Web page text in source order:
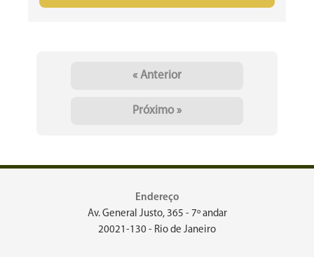
« Anterior
Próximo »
Endereço
Av. General Justo, 365 - 7º andar
20021-130 - Rio de Janeiro